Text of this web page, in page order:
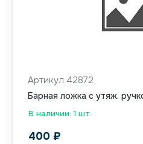
В наличии: 1 шт.
Артикул 42872
Барная ложка с утяж.
400 ₽